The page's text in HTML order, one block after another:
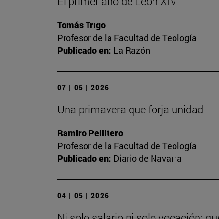
Tomás Trigo
Profesor de la Facultad de Teología
Publicado en: La Razón
07 | 05 | 2026
Una primavera que forja unidad
Ramiro Pellitero
Profesor de la Facultad de Teología
Publicado en: Diario de Navarra
04 | 05 | 2026